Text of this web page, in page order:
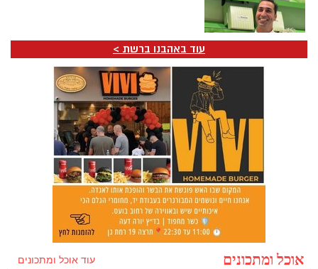
שוב", היא אומרת. "הם הולכים לנוע קדימה,
אבל זה לא אומר שהם התקדמו הלאה".
עוד באהבנו ברשת >
אוכל ומתכונים עוד אוכל ומתכונים